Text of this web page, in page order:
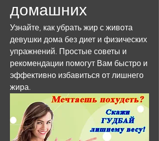
домашних
Узнайте, как убрать жир с живота
девушки дома без диет и физических
упражнений. Простые советы и
рекомендации помогут Вам быстро и
эффективно избавиться от лишнего
жира.